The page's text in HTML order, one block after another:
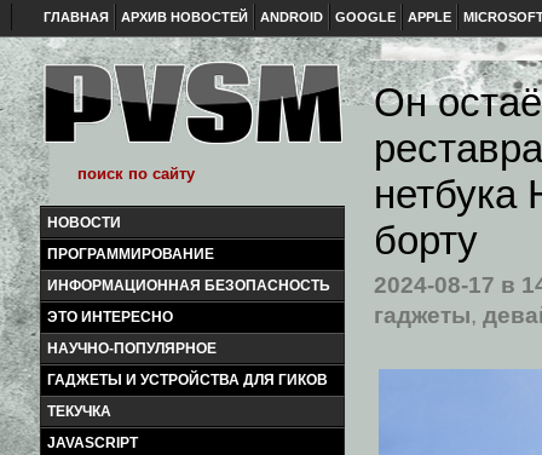
ГЛАВНАЯ АРХИВ НОВОСТЕЙ ANDROID GOOGLE APPLE
НОВОСТИ
ПРОГРАММИРОВАНИЕ
ИНФОРМАЦИОННАЯ БЕЗОПАСНОСТЬ
ЭТО ИНТЕРЕСНО
НАУЧНО-ПОПУЛЯРНОЕ
ГАДЖЕТЫ И УСТРОЙСТВА ДЛЯ ГИКОВ
ТЕКУЧКА
JAVASCRIPT
Он
нетбука
борту
2024-08-17 в
гаджеты,